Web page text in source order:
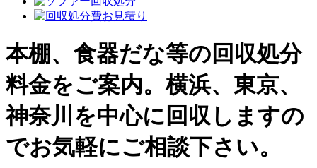
本棚、食器だな等の回収処分
料金をご案内。横浜、東京、
神奈川を中心に回収しますの
でお気軽にご相談下さい。